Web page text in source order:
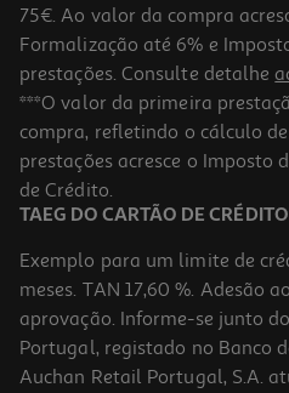
75€. Ao valor da compra
Formalização até 6% e
prestações. Consulte detalhe
***O valor da primeira
compra, refletindo o cálculo
prestações acresce o Imposto
de Crédito.
TAEG DO CARTÃO DE
Exemplo para um limite de
meses. TAN 17,60 %. Adesão
aprovação. Informe-se junto
Portugal, registado no Banco
Auchan Retail Portugal, S.A.